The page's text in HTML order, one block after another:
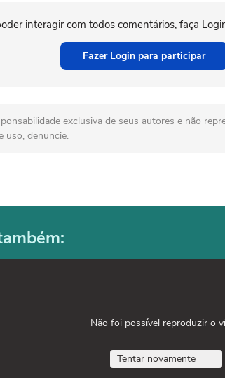
interagir com todos comentários, faça
Fazer Login para participar
exclusiva de seus autores e não
uso, denuncie.
Não foi possível reproduzir o
Tentar novamente